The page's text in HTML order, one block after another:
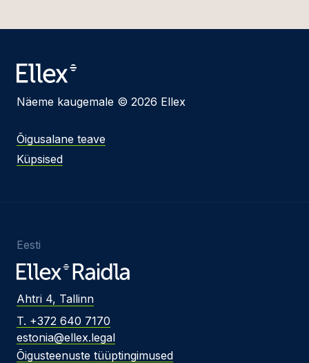
Näeme kaugemale © 2026 Ellex
Õigusalane teave
Küpsised
Eesti
Ahtri 4, Tallinn
T. +372 640 7170
estonia@ellex.legal
Õigusteenuste tüüptingimused